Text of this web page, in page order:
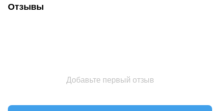
Отзывы
Добавьте первый отзыв